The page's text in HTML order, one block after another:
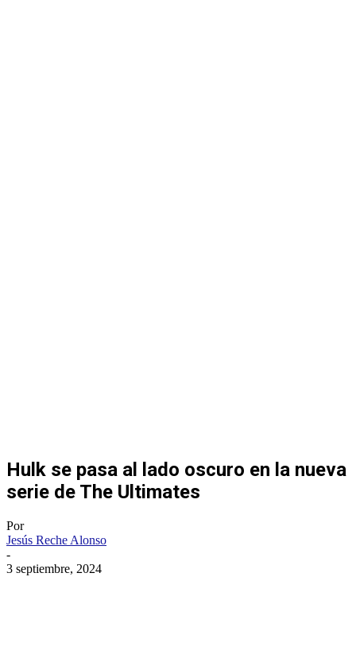
Hulk se pasa al lado oscuro en la nueva
serie de The Ultimates
Por
Jesús Reche Alonso
-
3 septiembre, 2024